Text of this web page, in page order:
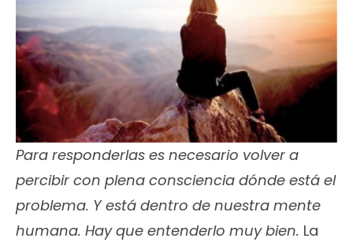
Para responderlas es necesario volver a
percibir con plena consciencia dónde está el
problema. Y está dentro de nuestra mente
humana. Hay que entenderlo muy bien. La